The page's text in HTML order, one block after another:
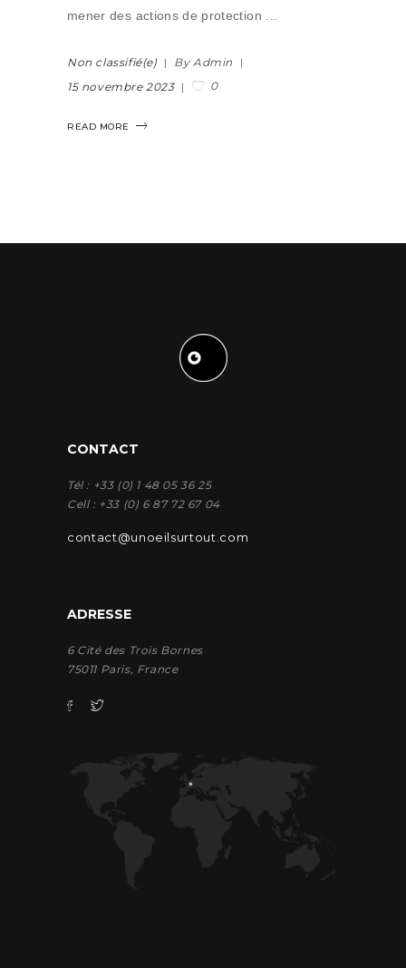
mener des actions de protection
Non classifié(e)
By Admin
15 novembre 2023
0
READ MORE
CONTACT
Tél : +33 (0) 1 48 05 36 25
Cell : +33 (0) 6 87 72 67 04
contact@unoeilsurtout.com
ADRESSE
6 Cité des Trois Bornes
75011 Paris, France